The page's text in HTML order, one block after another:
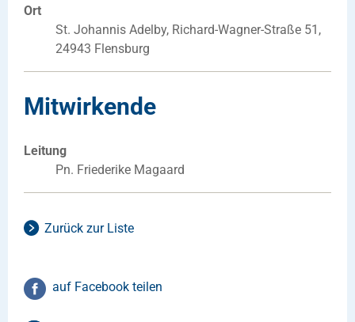
Ort
St. Johannis Adelby, Richard-Wagner-Straße 51,
24943 Flensburg
Mitwirkende
Leitung
Pn. Friederike Magaard
Zurück zur Liste
auf Facebook teilen